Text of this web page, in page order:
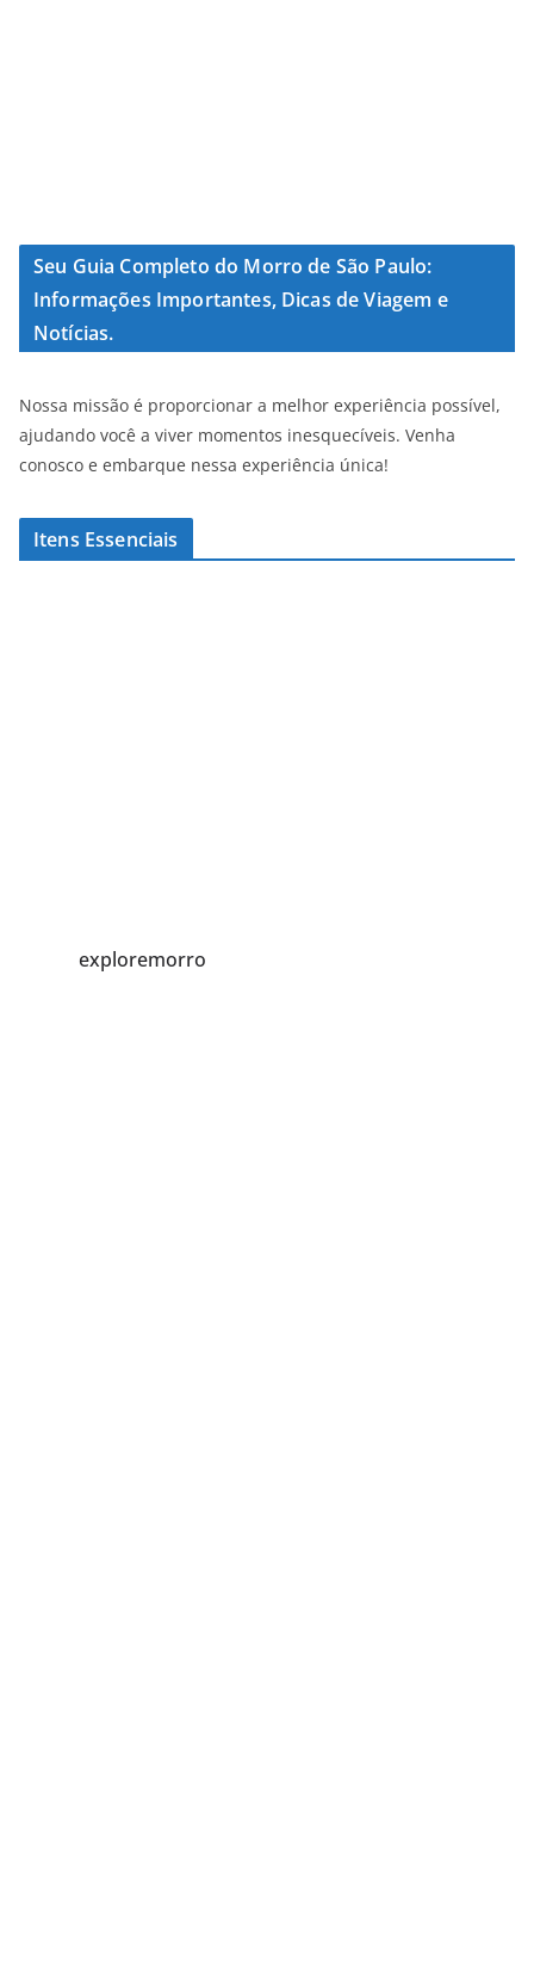
Seu Guia Completo do Morro de São Paulo:
Informações Importantes, Dicas de Viagem e
Notícias.
Nossa missão é proporcionar a melhor experiência possível,
ajudando você a viver momentos inesquecíveis. Venha
conosco e embarque nessa experiência única!
Itens Essenciais
exploremorro